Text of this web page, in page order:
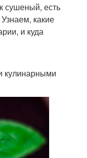
сушеный, есть
какие
и куда
кулинарными